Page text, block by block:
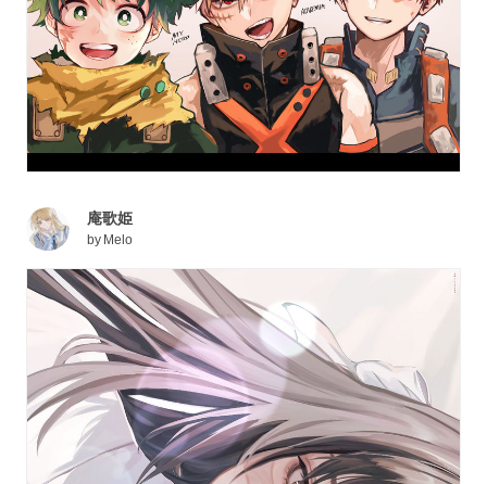
庵歌姫
by Melo